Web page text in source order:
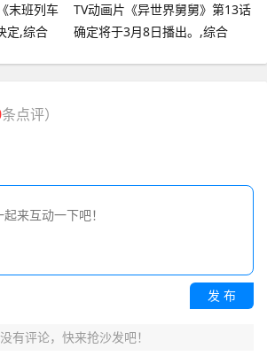
末班列车
定,综合
TV动画片《异世界舅舅》第13话
确定将于3月8日播出。,综合
条点评）
发 布
有评论，快来抢沙发吧！